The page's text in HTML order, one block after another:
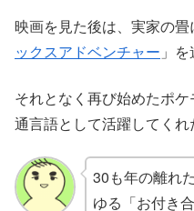
映画を見た後は、実家の
ックスアドベンチャー 」を
それとなく再び始めたポ
通言語として活躍してくれ
30も年の離れ
ゆる「お付き